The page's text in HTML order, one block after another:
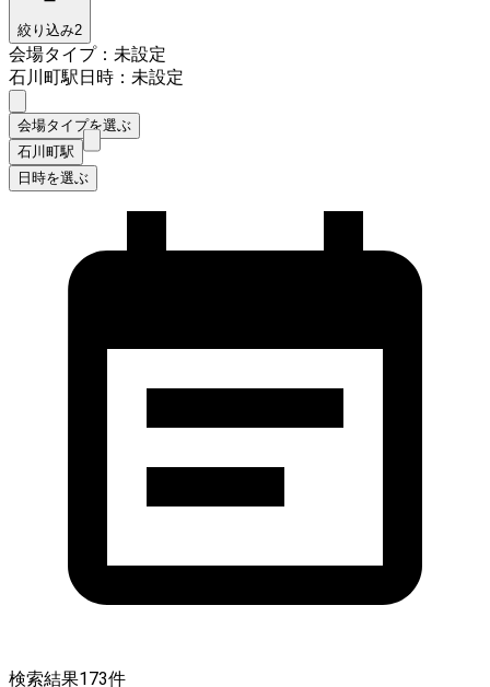
絞り込み2
会場タイプ：未設定
石川町駅日時：未設定
会場タイプを選ぶ
石川町駅
日時を選ぶ
検索結果173件